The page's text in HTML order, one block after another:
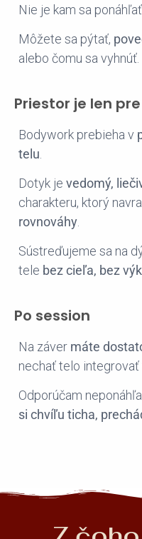
Nie je kam sa ponáhľať.
Môžete sa pýtať,
alebo čomu sa vyhnúť.
Priestor je len
Bodywork prebieha v
telu
Dotyk je vedomý,
charakteru, ktorý
rovnováhy
Sústreďujeme sa na
tele bez cieľa, bez
Po session
Na záver máte
nechať telo integrovať
Odporúčam
si chvíľu ticha,